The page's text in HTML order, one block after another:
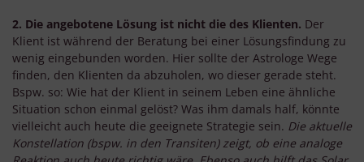
2. Die angebotene Lösung ist nicht die des Klienten. Der
Klient ist während der Beratung bei einer Lösungsfindung zu
wenig eingebunden worden. Hier sollte der Astrologe Wege
finden, den Klienten da abzuholen, wo dieser gerade steht.
Bspw. so: Wie hat der Klient in seinem Leben eine ähnliche
Situation schon einmal gelöst? Was ihm damals half, könnte
vielleicht auch heute die geeignete Strategie sein. Die aktuelle
Konstellation (bspw. in den Transiten) zeigt, ob eine analoge